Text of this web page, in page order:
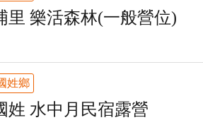
里 樂活森林(一般營位)
姓鄉
姓 水中月民宿露營